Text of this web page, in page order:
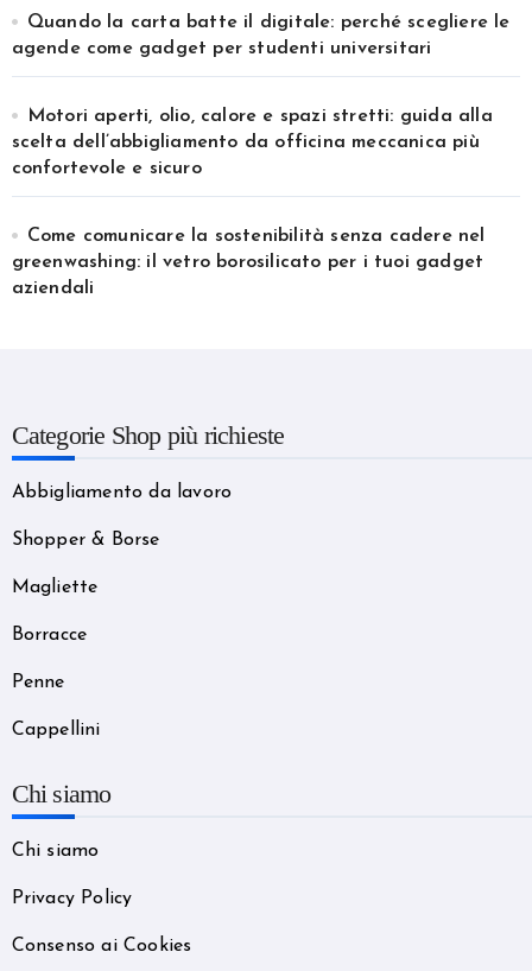
Quando la carta batte il digitale: perché scegliere le
agende come gadget per studenti universitari
Motori aperti, olio, calore e spazi stretti: guida alla
scelta dell’abbigliamento da officina meccanica più
confortevole e sicuro
Come comunicare la sostenibilità senza cadere nel
greenwashing: il vetro borosilicato per i tuoi gadget
aziendali
Categorie Shop più richieste
Abbigliamento da lavoro
Shopper & Borse
Magliette
Borracce
Penne
Cappellini
Chi siamo
Chi siamo
Privacy Policy
Consenso ai Cookies